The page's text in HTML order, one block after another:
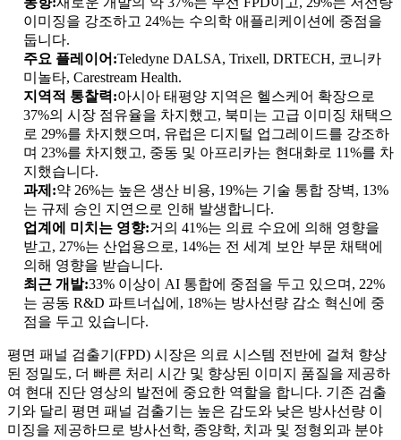
이미징을 강조하고 24%는 수의학 애플리케이션에 중점을
둡니다.
주요 플레이어:Teledyne DALSA, Trixell, DRTECH, 코니카
미놀타, Carestream Health.
지역적 통찰력:아시아 태평양 지역은 헬스케어 확장으로
37%의 시장 점유율을 차지했고, 북미는 고급 이미징 채택으
로 29%를 차지했으며, 유럽은 디지털 업그레이드를 강조하
며 23%를 차지했고, 중동 및 아프리카는 현대화로 11%를 차
지했습니다.
과제:약 26%는 높은 생산 비용, 19%는 기술 통합 장벽, 13%
는 규제 승인 지연으로 인해 발생합니다.
업계에 미치는 영향:거의 41%는 의료 수요에 의해 영향을
받고, 27%는 산업용으로, 14%는 전 세계 보안 부문 채택에
의해 영향을 받습니다.
최근 개발:33% 이상이 AI 통합에 중점을 두고 있으며, 22%
는 공동 R&D 파트너십에, 18%는 방사선량 감소 혁신에 중
점을 두고 있습니다.
평면 패널 검출기(FPD) 시장은 의료 시스템 전반에 걸쳐 향상
된 정밀도, 더 빠른 처리 시간 및 향상된 이미지 품질을 제공하
여 현대 진단 영상의 발전에 중요한 역할을 합니다. 기존 검출
기와 달리 평면 패널 검출기는 높은 감도와 낮은 방사선량 이
미징을 제공하므로 방사선학, 종양학, 치과 및 정형외과 분야